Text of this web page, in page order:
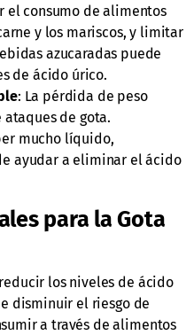
el consumo de alimentos
y los mariscos, y limitar
azucaradas puede
de ácido úrico.
: La pérdida de peso
de gota.
mucho líquido,
ayudar a eliminar el ácido
para la Gota
los niveles de ácido
disminuir el riesgo de
a través de alimentos